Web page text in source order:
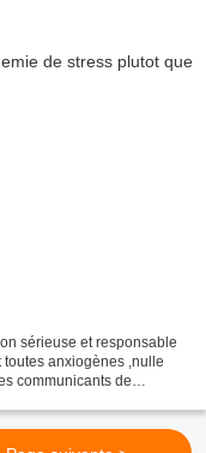
sérieuse et responsable
anxiogènes ,nulle
communicants de